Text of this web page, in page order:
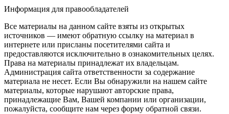
Информация для правообладателей
Все материалы на данном сайте взяты из открытых
источников — имеют обратную ссылку на материал в
интернете или присланы посетителями сайта и
предоставляются исключительно в ознакомительных целях.
Права на материалы принадлежат их владельцам.
Администрация сайта ответственности за содержание
материала не несет. Если Вы обнаружили на нашем сайте
материалы, которые нарушают авторские права,
принадлежащие Вам, Вашей компании или организации,
пожалуйста, сообщите нам через форму обратной связи.